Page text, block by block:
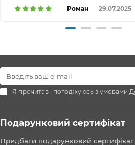
Роман
29.07.2025
Я прочитав і погоджуюсь з умовами
Подарунковий сертифікат
Придбати подарунковий сертифікат